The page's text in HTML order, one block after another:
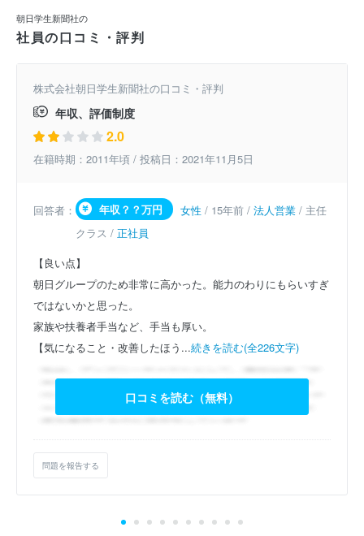
朝日学生新聞社の
社員の口コミ・評判
株式会社朝日学生新聞社の口コミ・評判
年収、評価制度
2.0
在籍時期：2011年頃 / 投稿日：2021年11月5日
回答者： 年収？？万円 女性 / 15年前 /法人営業 / 主任
クラス / 正社員
【良い点】
朝日グループのため非常に高かった。能力のわりにもらいすぎ
ではないかと思った。
家族や扶養者手当など、手当も厚い。
【気になること・改善したほう...続きを読む(全226文字)
口コミを読む（無料）
問題を報告する